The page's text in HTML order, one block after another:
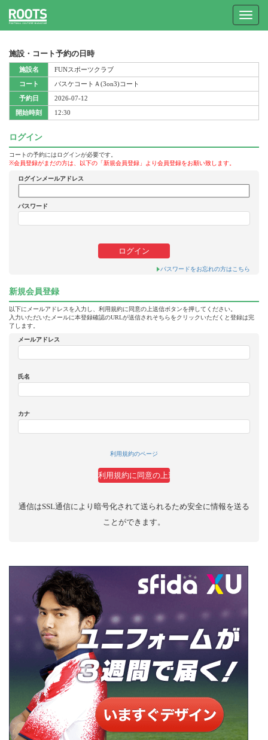
Toggle
施設・コート予約の日時
施設名
コート
予約日
開始時刻
FUNスポーツクラブ
バスケコートＡ(3on3)コート
2026-07-12
12:30
ログイン
コートの予約にはログインが必要です。
※会員登録がまだの方は、以下の「新規会員登録」より会員登録をお願い致します。
ログインメールアドレス
パスワード
パスワードをお忘れの方はこちら
新規会員登録
以下にメールアドレスを入力し、利用規約に同意の上送信ボタンを押してください。
入力いただいたメールに本登録確認のURLが送信されそちらをクリックいただくと登録は完
了します。
メールアドレス
氏名
カナ
利用規約のページ
通信はSSL通信により暗号化されて送られるため安全に情報を送る
ことができます。